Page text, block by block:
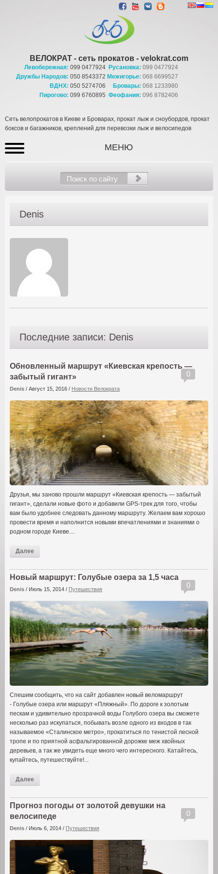
ВЕЛОКРАТ - сеть прокатов - velokrat.com
Левобережная: 099 0477924
Дружбы Народов: 050 8543372
ВДНХ: 050 5274706
Пирогово: 099 6760895
Русановка: 099 0477924
Межигорье: 068 6699527
Бровары: 068 1233980
Феофания: 096 8782406
Сеть велопрокатов в Киеве и Броварах, прокат лыж и сноубордов, прокат
боксов и багажников, креплений для перевозки лыж и велосипедов
МЕНЮ
Denis
Последние записи: Denis
Обновленный маршрут «Киевская крепость —
забытый гигант»
Denis / Август 15, 2016 / Новости Велократа
0
Друзья, мы заново прошли маршрут «Киевская крепость — забытый
гигант», сделали новые фото и добавили GPS-трек для того, чтобы
вам было удобнее следовать данному маршруту. Желаем вам хорошо
провести время и наполнится новыми впечатлениями и знаниями о
родном городе Киеве....
Далее
Новый маршрут: Голубые озера за 1,5 часа
Denis / Июль 15, 2014 / Путешествия 0
Спешим сообщить, что на сайт добавлен новый веломаршрут
- Голубые озера или маршрут «Пляжный». По дороге к золотым
пескам и удивительно прозрачной воды Голубого озера вы сможете
несколько раз искупаться, побывать возле одного из входов в так
называемое «Сталинское метро», прокатиться по тенистой лесной
тропе и по приятной асфальтированной дорожке меж хвойных
деревьев, а так же увидеть еще много чего интересного. Катайтесь,
купайтесь, путешествуйте!...
Далее
Прогноз погоды от золотой девушки на
велосипеде
Denis / Июль 6, 2014 / Путешествия
0